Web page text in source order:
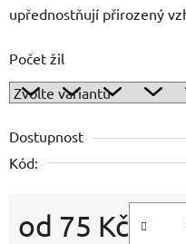
upřednostňují přirozený
Počet žil
Dostupnost
Kód:
od 75 Kč